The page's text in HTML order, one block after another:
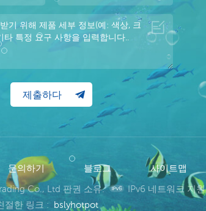
문의하기 블로그 사이트맵
Co., Ltd 판권 소유.
IPv6 네트워크 지원
절한 링크 : bslyhotpot